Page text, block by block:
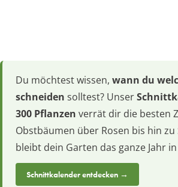
Du möchtest wissen, wann du
schneiden solltest? Unser
300 Pflanzen verrät dir die besten
Obstbäumen über Rosen bis hin zu
bleibt dein Garten das ganze Jahr
Schnittkalender entdecken →